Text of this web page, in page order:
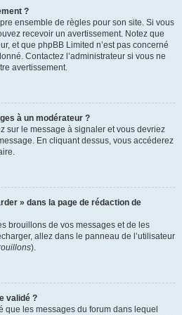
?
ensemble de règles pour son site. Si vous
recevoir un avertissement. Notez que
et que phpBB Limited n’est pas concerné
Contactez l’administrateur si vous ne
avertissement.
à un modérateur ?
sur le message à signaler et vous devriez
En cliquant dessus, vous accéderez
» dans la page de rédaction de
brouillons de vos messages et de les
allez dans le panneau de l’utilisateur
).
validé ?
que les messages du forum dans lequel